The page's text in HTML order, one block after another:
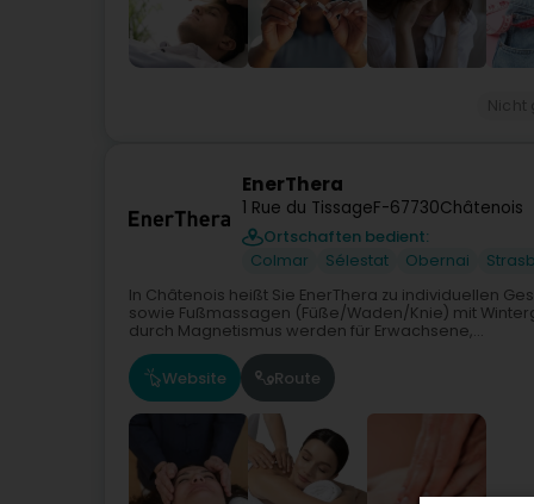
EnerThera
1 Rue du TissageF-67730Châtenois
Ortschaften bedient:
Colmar
Sélestat Obernai
In Châtenois heißt Sie EnerThera zu individuellen
sowie Fußmassagen (Füße/Waden/Knie) mit
durch Magnetismus werden für Erwachsene,...
Website Route